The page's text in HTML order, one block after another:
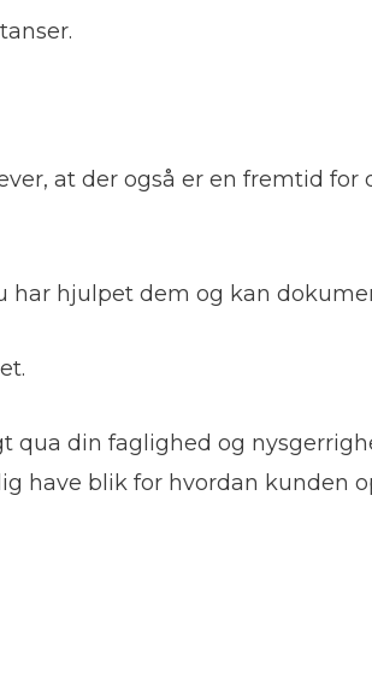
at der også er en fremtid
har hjulpet dem og kan
qua din faglighed og
have blik for hvordan kunden